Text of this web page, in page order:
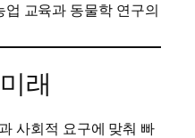
업 교육과 동물학 연구의
래
사회적 요구에 맞춰 빠